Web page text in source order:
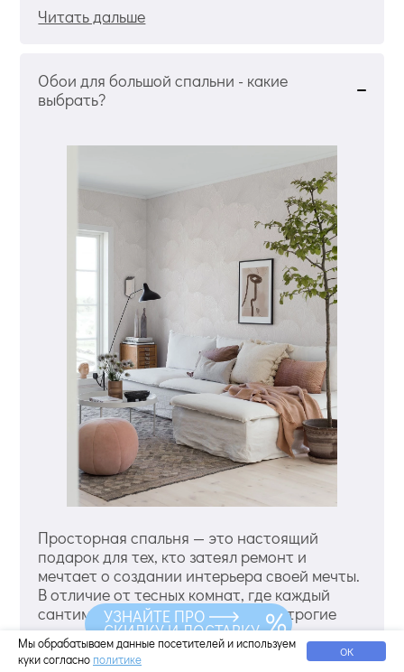
Читать дальше
Обои для большой спальни - какие
выбрать?
Просторная спальня — это настоящий
подарок для тех, кто затеял ремонт и
мечтает о создании интерьера своей мечты.
В отличие от тесных комнат, где каждый
сантиметр на счету и действуют строгие
правила визуального расширения
пространства, большая комната дает вам
Мы обрабатываем данные посетителей и используем
куки согласно политике ОК
УЗНАЙТЕ ПРО
СКИДКУ И ДОСТАВКУ